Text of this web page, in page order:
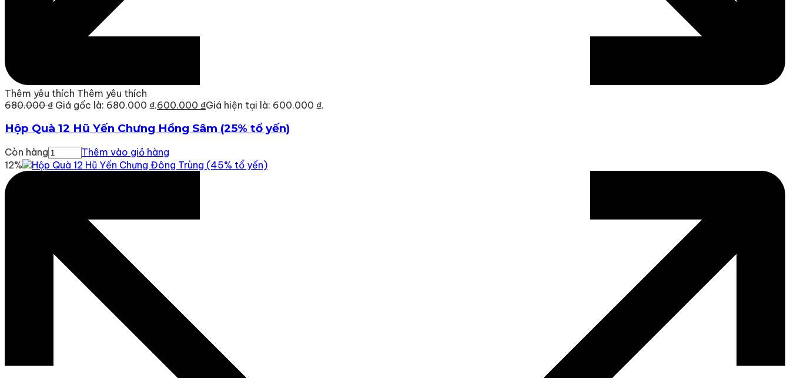
Thêm yêu thích Thêm yêu thích
680.000 ₫ Giá gốc là: 680.000 ₫.600.000 ₫Giá hiện tại là: 600.000 ₫.
Hộp Quà 12 Hũ Yến Chưng Hồng Sâm (25% tổ yến)
Còn hàng
Thêm vào giỏ hàng
12%